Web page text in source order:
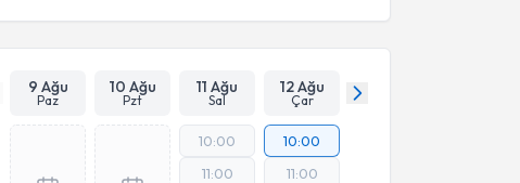
9 Ağu
Paz
10 Ağu
Pzt
11 Ağu
Sal
12 Ağu
Çar
10:00
11:00
10:00
11:00